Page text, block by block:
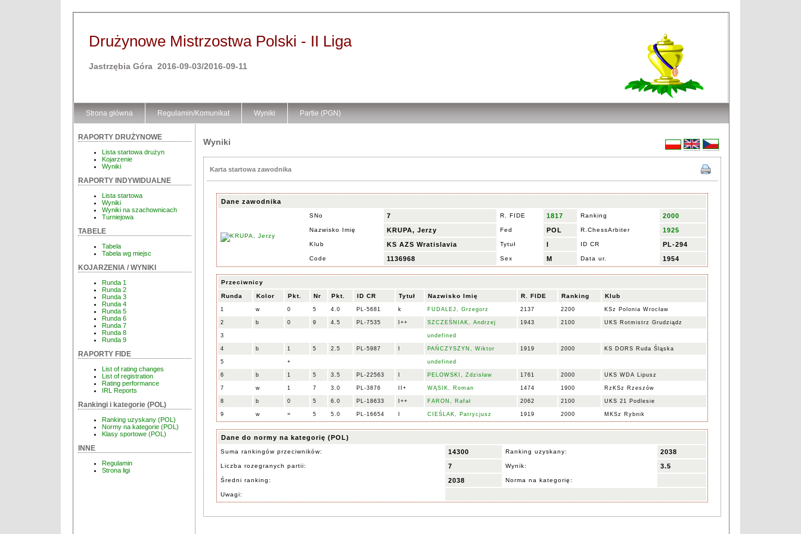
Drużynowe Mistrzostwa Polski - II Liga
Jastrzębia Góra 2016-09-03/2016-09-11
Strona główna Regulamin/Komunikat Wyniki Partie (PGN)
RAPORTY DRUŻYNOWE
Lista startowa drużyn
Kojarzenie
Wyniki
RAPORTY INDYWIDUALNE
Lista startowa
Wyniki
Wyniki na szachownicach
Turniejowa
TABELE
Tabela
Tabela wg miejsc
KOJARZENIA / WYNIKI
Runda 1
Runda 2
Runda 3
Runda 4
Runda 5
Runda 6
Runda 7
Runda 8
Runda 9
RAPORTY FIDE
List of rating changes
List of registration
Rating performance
IRL Reports
Rankingi i kategorie (POL)
Ranking uzyskany (POL)
Normy na kategorie (POL)
Klasy sportowe (POL)
INNE
Regulamin
Strona ligi
Wyniki
Karta startowa zawodnika
Dane zawodnika
SNo 7 R. FIDE 1817 Ranking 2000
Nazwisko Imię KRUPA, Jerzy Fed POL R.ChessArbiter 1925
Klub KS AZS Wratislavia Tytuł I ID CR PL-294
Code 1136968 Sex M Data ur. 1954
Przeciwnicy
Runda Kolor Pkt. Nr Pkt. ID CR Tytuł Nazwisko Imię R. FIDE Ranking Klub
1 w 0 5 4.0 PL-5681 k FUDALEJ, Grzegorz 2137 2200 KSz Polonia Wrocław
2 b 0 9 4.5 PL-7535 I++ SZCZEŚNIAK, Andrzej 1943 2100 UKS Rotmistrz Grudziądz
3 undefined
4 b 1 5 2.5 PL-5987 PAŃCZYSZYN, Wiktor 1919 2000 KS DORS Ruda Śląska
5 + undefined
6 b 1 5 3.5 PL-22563 PELOWSKI, Zdzisław 1761 2000 UKS WDA Lipusz
7 w 1 7 3.0 PL-3876 II+ WĄSIK, Roman 1474 1900 RzKSz Rzeszów
8 b 0 5 6.0 PL-18633 I++ FARON, Rafał 2062 2100 UKS 21 Podlesie
9 w = 5 5.0 PL-16654 CIEŚLAK, Patrycjusz 1919 2000 MKSz Rybnik
Dane do normy na kategorię (POL)
Suma rankingów przeciwników: 14300 Ranking uzyskany: 2038
Liczba rozegranych partii: 7 Wynik: 3.5
Średni ranking: 2038 Norma na kategorię:
Uwagi: